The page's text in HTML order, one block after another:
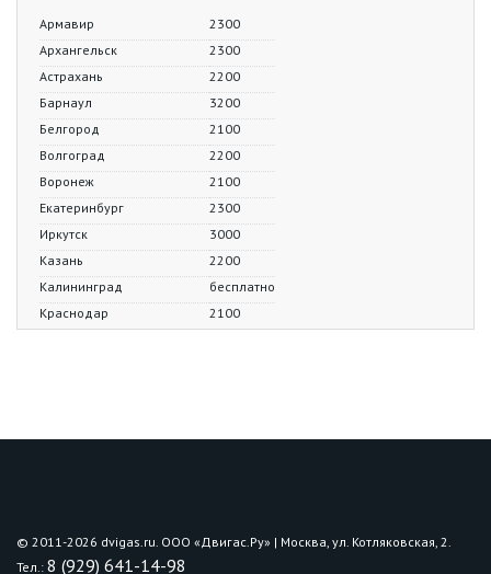
Армавир
2300
Архангельск
2300
Астрахань
2200
Барнаул
3200
Белгород
2100
Волгоград
2200
Воронеж
2100
Екатеринбург
2300
Иркутск
3000
Казань
2200
Калининград
бесплатно
Краснодар
2100
Мурманск
2300
Омск
2900
© 2011-2026 dvigas.ru. ООО «Двигaс.Ру» | Москва, ул. Котляковская, 2.
Тел.: 8 (929) 641-14-98